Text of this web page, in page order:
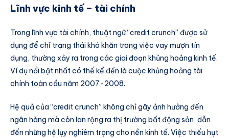
Lĩnh vực kinh tế – tài chính
Trong lĩnh vực tài chính, thuật ngữ “credit crunch” được sử
dụng để chỉ trạng thái khó khăn trong việc vay mượn tín
dụng, thường xảy ra trong các giai đoạn khủng hoảng kinh tế.
Ví dụ nổi bật nhất có thể kể đến là cuộc khủng hoảng tài
chính toàn cầu năm 2007-2008.
Hệ quả của “credit crunch” không chỉ gây ảnh hưởng đến
ngân hàng mà còn lan rộng ra thị trường bất động sản, dẫn
đến những hệ lụy nghiêm trọng cho nền kinh tế. Việc thiếu hụt